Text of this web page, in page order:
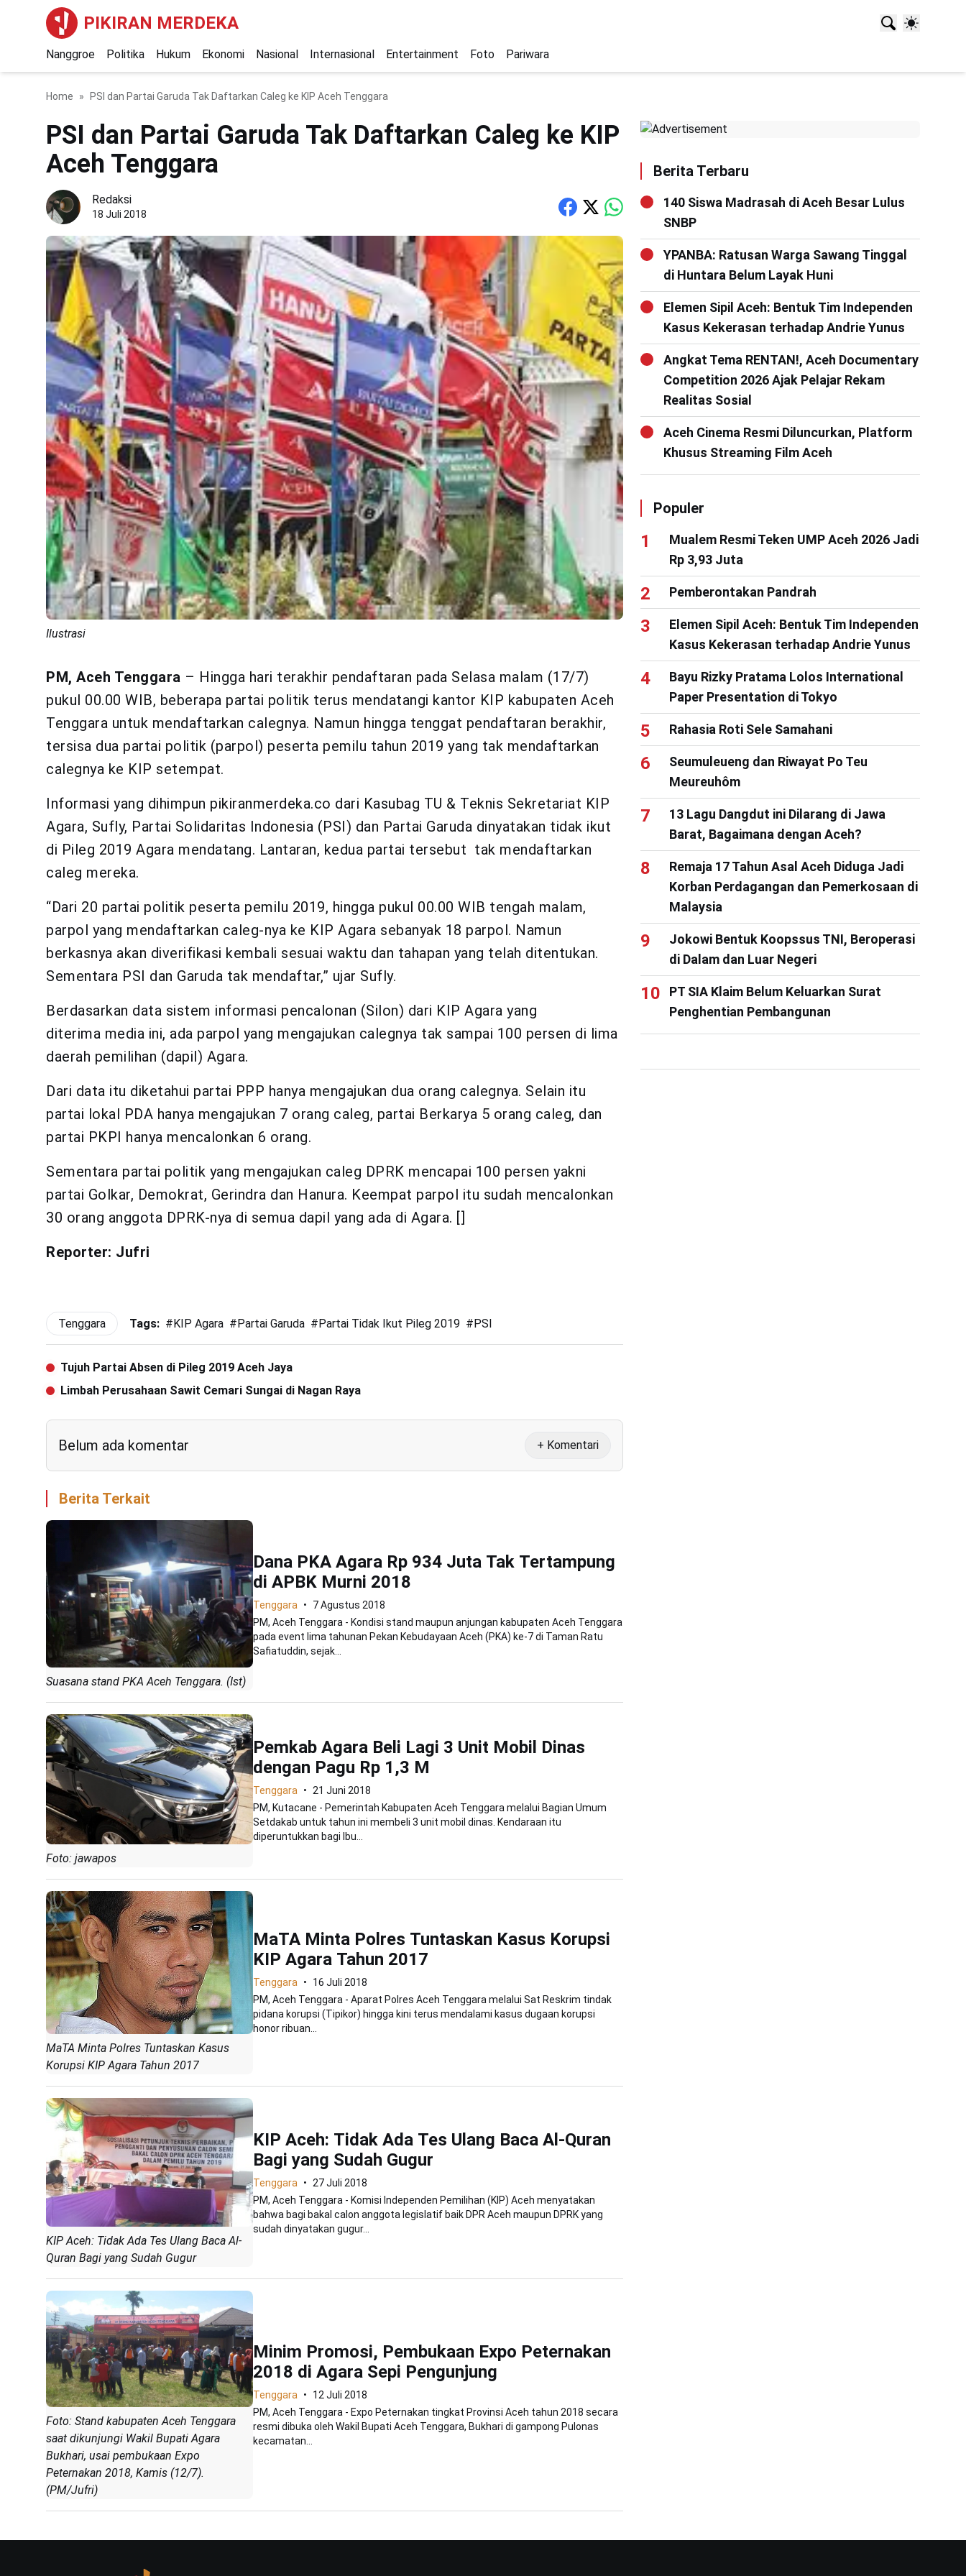
PIKIRAN MERDEKA
Nanggroe Politika Hukum Ekonomi Nasional Internasional Entertainment Foto Pariwara
Home PSI dan Partai Garuda Tak Daftarkan Caleg ke KIP Aceh Tenggara
PSI dan Partai Garuda Tak Daftarkan Caleg ke KIP
Aceh Tenggara
Redaksi
18 Juli 2018
Ilustrasi
PM, Aceh Tenggara – Hingga hari terakhir pendaftaran pada Selasa malam (17/7)
pukul 00.00 WIB, beberapa partai politik terus mendatangi kantor KIP kabupaten Aceh
Tenggara untuk mendaftarkan calegnya. Namun hingga tenggat pendaftaran berakhir,
tersisa dua partai politik (parpol) peserta pemilu tahun 2019 yang tak mendaftarkan
calegnya ke KIP setempat.
Informasi yang dihimpun pikiranmerdeka.co dari Kasubag TU & Teknis Sekretariat KIP
Agara, Sufly, Partai Solidaritas Indonesia (PSI) dan Partai Garuda dinyatakan tidak ikut
di Pileg 2019 Agara mendatang. Lantaran, kedua partai tersebut tak mendaftarkan
caleg mereka.
“Dari 20 partai politik peserta pemilu 2019, hingga pukul 00.00 WIB tengah malam,
parpol yang mendaftarkan caleg-nya ke KIP Agara sebanyak 18 parpol. Namun
berkasnya akan diverifikasi kembali sesuai waktu dan tahapan yang telah ditentukan.
Sementara PSI dan Garuda tak mendaftar,” ujar Sufly.
Berdasarkan data sistem informasi pencalonan (Silon) dari KIP Agara yang
diterima media ini, ada parpol yang mengajukan calegnya tak sampai 100 persen di lima
daerah pemilihan (dapil) Agara.
Dari data itu diketahui partai PPP hanya mengajukan dua orang calegnya. Selain itu
partai lokal PDA hanya mengajukan 7 orang caleg, partai Berkarya 5 orang caleg, dan
partai PKPI hanya mencalonkan 6 orang.
Sementara partai politik yang mengajukan caleg DPRK mencapai 100 persen yakni
partai Golkar, Demokrat, Gerindra dan Hanura. Keempat parpol itu sudah mencalonkan
30 orang anggota DPRK-nya di semua dapil yang ada di Agara. []
Reporter: Jufri
Tenggara Tags: #KIP Agara #Partai Garuda #Partai Tidak Ikut Pileg 2019 #PSI
Tujuh Partai Absen di Pileg 2019 Aceh Jaya
Limbah Perusahaan Sawit Cemari Sungai di Nagan Raya
Belum ada komentar + Komentari
Berita Terkait
Suasana stand PKA Aceh Tenggara. (Ist)
Dana PKA Agara Rp 934 Juta Tak Tertampung
di APBK Murni 2018
Tenggara
7 Agustus 2018
PM, Aceh Tenggara - Kondisi stand maupun anjungan kabupaten Aceh Tenggara
pada event lima tahunan Pekan Kebudayaan Aceh (PKA) ke-7 di Taman Ratu
Safiatuddin, sejak...
Foto: jawapos
Pemkab Agara Beli Lagi 3 Unit Mobil Dinas
dengan Pagu Rp 1,3 M
Tenggara
21 Juni 2018
PM, Kutacane - Pemerintah Kabupaten Aceh Tenggara melalui Bagian Umum
Setdakab untuk tahun ini membeli 3 unit mobil dinas. Kendaraan itu
diperuntukkan bagi Ibu...
MaTA Minta Polres Tuntaskan Kasus
Korupsi KIP Agara Tahun 2017
MaTA Minta Polres Tuntaskan Kasus Korupsi
KIP Agara Tahun 2017
Tenggara
16 Juli 2018
PM, Aceh Tenggara - Aparat Polres Aceh Tenggara melalui Sat Reskrim tindak
pidana korupsi (Tipikor) hingga kini terus mendalami kasus dugaan korupsi
honor ribuan...
KIP Aceh: Tidak Ada Tes Ulang Baca Al-
Quran Bagi yang Sudah Gugur
KIP Aceh: Tidak Ada Tes Ulang Baca Al-Quran
Bagi yang Sudah Gugur
Tenggara
27 Juli 2018
PM, Aceh Tenggara - Komisi Independen Pemilihan (KIP) Aceh menyatakan
bahwa bagi bakal calon anggota legislatif baik DPR Aceh maupun DPRK yang
sudah dinyatakan gugur...
Foto: Stand kabupaten Aceh Tenggara
saat dikunjungi Wakil Bupati Agara
Bukhari, usai pembukaan Expo
Peternakan 2018, Kamis (12/7).
(PM/Jufri)
Minim Promosi, Pembukaan Expo Peternakan
2018 di Agara Sepi Pengunjung
Tenggara
12 Juli 2018
PM, Aceh Tenggara - Expo Peternakan tingkat Provinsi Aceh tahun 2018 secara
resmi dibuka oleh Wakil Bupati Aceh Tenggara, Bukhari di gampong Pulonas
kecamatan...
Berita Terbaru
140 Siswa Madrasah di Aceh Besar Lulus
SNBP
YPANBA: Ratusan Warga Sawang Tinggal
di Huntara Belum Layak Huni
Elemen Sipil Aceh: Bentuk Tim Independen
Kasus Kekerasan terhadap Andrie Yunus
Angkat Tema RENTAN!, Aceh Documentary
Competition 2026 Ajak Pelajar Rekam
Realitas Sosial
Aceh Cinema Resmi Diluncurkan, Platform
Khusus Streaming Film Aceh
Populer
Mualem Resmi Teken UMP Aceh 2026 Jadi
Rp 3,93 Juta
Pemberontakan Pandrah
Elemen Sipil Aceh: Bentuk Tim Independen
Kasus Kekerasan terhadap Andrie Yunus
Bayu Rizky Pratama Lolos International
Paper Presentation di Tokyo
Rahasia Roti Sele Samahani
Seumuleueng dan Riwayat Po Teu
Meureuhôm
13 Lagu Dangdut ini Dilarang di Jawa
Barat, Bagaimana dengan Aceh?
Remaja 17 Tahun Asal Aceh Diduga Jadi
Korban Perdagangan dan Pemerkosaan di
Malaysia
Jokowi Bentuk Koopssus TNI, Beroperasi
di Dalam dan Luar Negeri
PT SIA Klaim Belum Keluarkan Surat
Penghentian Pembangunan